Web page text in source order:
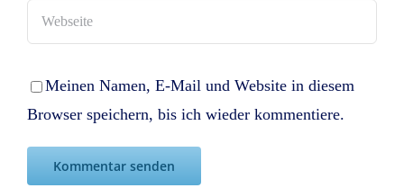
Meinen Namen, E-Mail und Website in diesem
Browser speichern, bis ich wieder kommentiere.